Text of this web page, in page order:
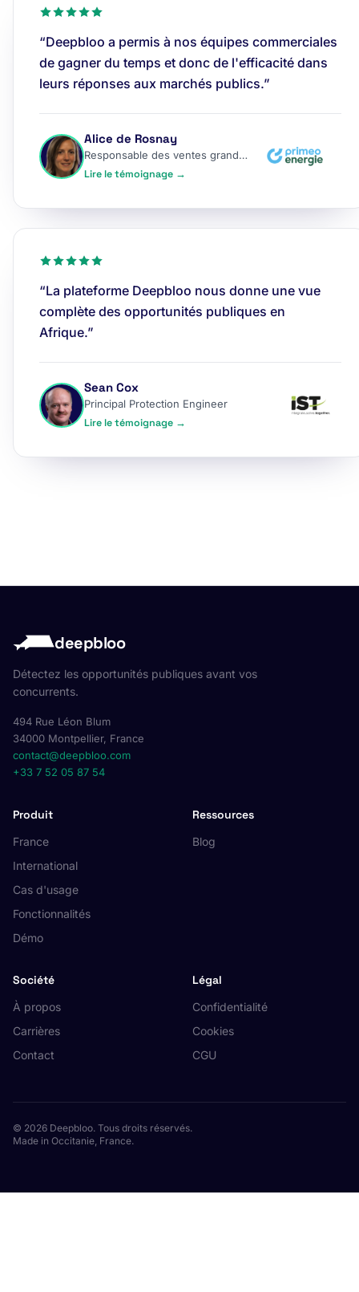
“Deepbloo a permis à nos équipes commerciales
de gagner du temps et donc de l'efficacité dans
leurs réponses aux marchés publics.”
Alice de Rosnay
Responsable des ventes grands comptes
Lire le témoignage →
“La plateforme Deepbloo nous donne une vue
complète des opportunités publiques en
Afrique.”
Sean Cox
Principal Protection Engineer
Lire le témoignage →
deepbloo
Détectez les opportunités publiques avant vos
concurrents.
494 Rue Léon Blum
34000 Montpellier, France
contact@deepbloo.com
+33 7 52 05 87 54
Produit
France
International
Cas d'usage
Fonctionnalités
Démo
Ressources
Blog
Société
À propos
Carrières
Contact
Légal
Confidentialité
Cookies
CGU
© 2026 Deepbloo. Tous droits réservés.
Made in Occitanie, France.